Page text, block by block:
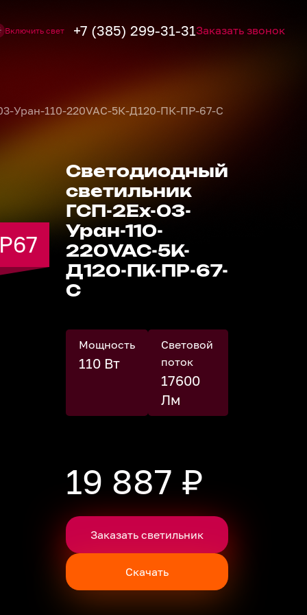
Включить свет +7 (385) 299-31-31Заказать звонок
Уран-110-220VAC-5К-Д120-ПК-ПР-67-С
Светодиодный
светильник
ГСП-2Ех-03-
Уран-110-
220VAC-5К-
Д120-ПК-ПР-67-
С
Мощность
110 Вт
Световой
поток
17600
Лм
19 887 ₽
Заказать светильник
Скачать